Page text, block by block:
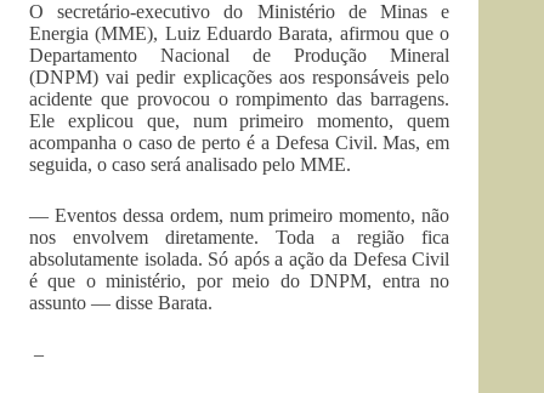
O secretário-executivo do Ministério de Minas e
Energia (MME), Luiz Eduardo Barata, afirmou que o
Departamento Nacional de Produção Mineral
(DNPM) vai pedir explicações aos responsáveis pelo
acidente que provocou o rompimento das barragens.
Ele explicou que, num primeiro momento, quem
acompanha o caso de perto é a Defesa Civil. Mas, em
seguida, o caso será analisado pelo MME.
— Eventos dessa ordem, num primeiro momento, não
nos envolvem diretamente. Toda a região fica
absolutamente isolada. Só após a ação da Defesa Civil
é que o ministério, por meio do DNPM, entra no
assunto — disse Barata.
–